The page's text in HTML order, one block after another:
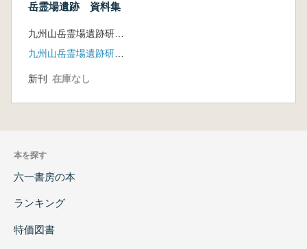
吉田 東明
紙上特集③「求菩提山を取り巻く豊前の山岳信
豊前の松
物
若杦 善満
國生 知子
岳霊場遺跡 資料集
新刊 在庫なし
本を探す
六一書房の本
ランキング
特価図書